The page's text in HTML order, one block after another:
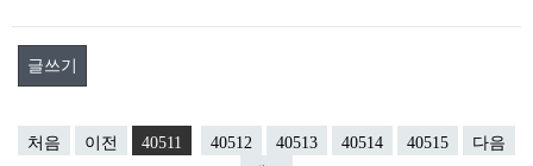
글쓰기
처음 이전 40511 40512 40513 40514 40515
다음